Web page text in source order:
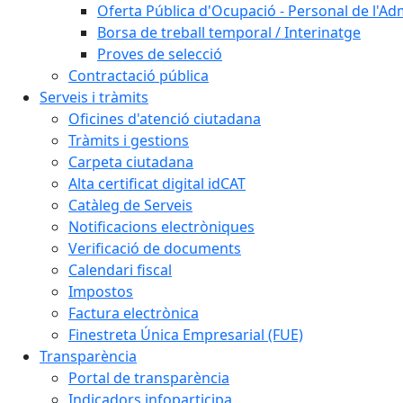
Oferta Pública d'Ocupació - Personal de
Borsa de treball temporal / Interinatge
Proves de selecció
Contractació pública
Serveis i tràmits
Oficines d'atenció ciutadana
Tràmits i gestions
Carpeta ciutadana
Alta certificat digital idCAT
Catàleg de Serveis
Notificacions electròniques
Verificació de documents
Calendari fiscal
Impostos
Factura electrònica
Finestreta Única Empresarial (FUE)
Transparència
Portal de transparència